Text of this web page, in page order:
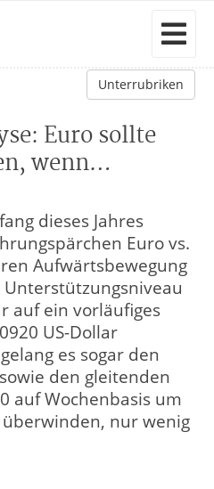
Unterrubriken
Euro sollte
wenn…
dieses Jahres
Euro vs.
Aufwärtsbewegung
auf ein vorläufiges
US-Dollar
es sogar den
den gleitenden
auf Wochenbasis um
überwinden, nur wenig